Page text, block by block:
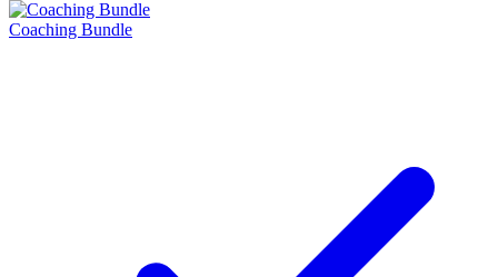
Coaching Bundle